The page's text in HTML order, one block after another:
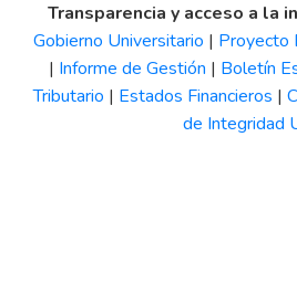
Transparencia y acceso a la
Gobierno Universitario | Proyecto
| Informe de Gestión | Boletín
Tributario | Estados Financieros |
de Integridad